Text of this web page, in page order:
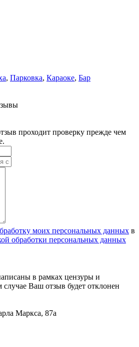
, Парковка, Караоке, Бар
проходит проверку прежде чем
моих персональных данных в
обработки персональных данных
в рамках цензуры и
Ваш отзыв будет отклонен
Маркса, 87а